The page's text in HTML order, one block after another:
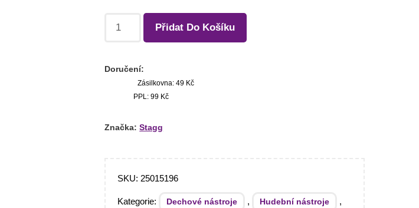
Přidat Do Košíku
Doručení:
Zásilkovna: 49 Kč
PPL: 99 Kč
Značka: Stagg
SKU: 25015196
Kategorie: Dechové nástroje , Hudební nástroje ,